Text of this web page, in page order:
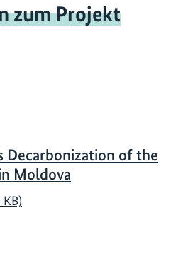
zum Projekt
Decarbonization of the
Moldova
KB)